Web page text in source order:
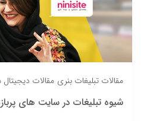
مقالات دیجیتال مارکتینگ
های پربازدید (+ قیمت ۱۵ سایت)